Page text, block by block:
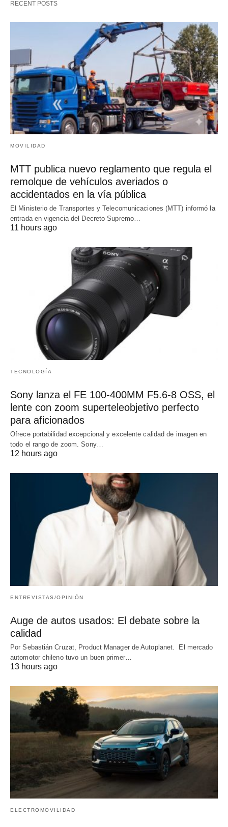
RECENT POSTS
MOVILIDAD
MTT publica nuevo reglamento que regula el
remolque de vehículos averiados o
accidentados en la vía pública
El Ministerio de Transportes y Telecomunicaciones (MTT) informó la
entrada en vigencia del Decreto Supremo…
11 hours ago
TECNOLOGÍA
Sony lanza el FE 100-400MM F5.6-8 OSS, el
lente con zoom superteleobjetivo perfecto
para aficionados
Ofrece portabilidad excepcional y excelente calidad de imagen en
todo el rango de zoom. Sony…
12 hours ago
ENTREVISTAS/OPINIÓN
Auge de autos usados: El debate sobre la
calidad
Por Sebastián Cruzat, Product Manager de Autoplanet. El mercado
automotor chileno tuvo un buen primer…
13 hours ago
ELECTROMOVILIDAD